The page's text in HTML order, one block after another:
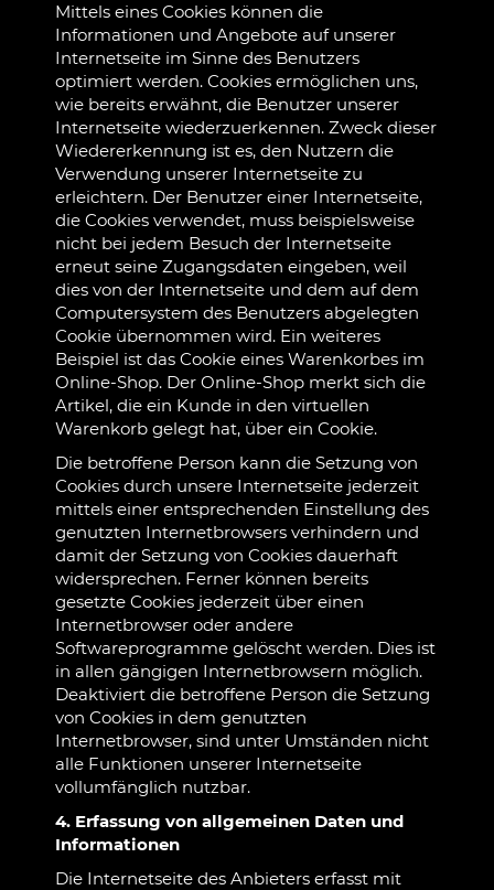
Mittels eines Cookies können die
Informationen und Angebote auf unserer
Internetseite im Sinne des Benutzers
optimiert werden. Cookies ermöglichen uns,
wie bereits erwähnt, die Benutzer unserer
Internetseite wiederzuerkennen. Zweck dieser
Wiedererkennung ist es, den Nutzern die
Verwendung unserer Internetseite zu
erleichtern. Der Benutzer einer Internetseite,
die Cookies verwendet, muss beispielsweise
nicht bei jedem Besuch der Internetseite
erneut seine Zugangsdaten eingeben, weil
dies von der Internetseite und dem auf dem
Computersystem des Benutzers abgelegten
Cookie übernommen wird. Ein weiteres
Beispiel ist das Cookie eines Warenkorbes im
Online-Shop. Der Online-Shop merkt sich die
Artikel, die ein Kunde in den virtuellen
Warenkorb gelegt hat, über ein Cookie.
Die betroffene Person kann die Setzung von
Cookies durch unsere Internetseite jederzeit
mittels einer entsprechenden Einstellung des
genutzten Internetbrowsers verhindern und
damit der Setzung von Cookies dauerhaft
widersprechen. Ferner können bereits
gesetzte Cookies jederzeit über einen
Internetbrowser oder andere
Softwareprogramme gelöscht werden. Dies ist
in allen gängigen Internetbrowsern möglich.
Deaktiviert die betroffene Person die Setzung
von Cookies in dem genutzten
Internetbrowser, sind unter Umständen nicht
alle Funktionen unserer Internetseite
vollumfänglich nutzbar.
4. Erfassung von allgemeinen Daten und
Informationen
Die Internetseite des Anbieters erfasst mit